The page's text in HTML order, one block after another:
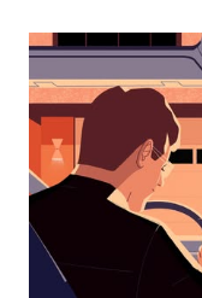
interagir
o
calendário
selecionar
uma
data.
Pressione
a
tecla
“ESC”